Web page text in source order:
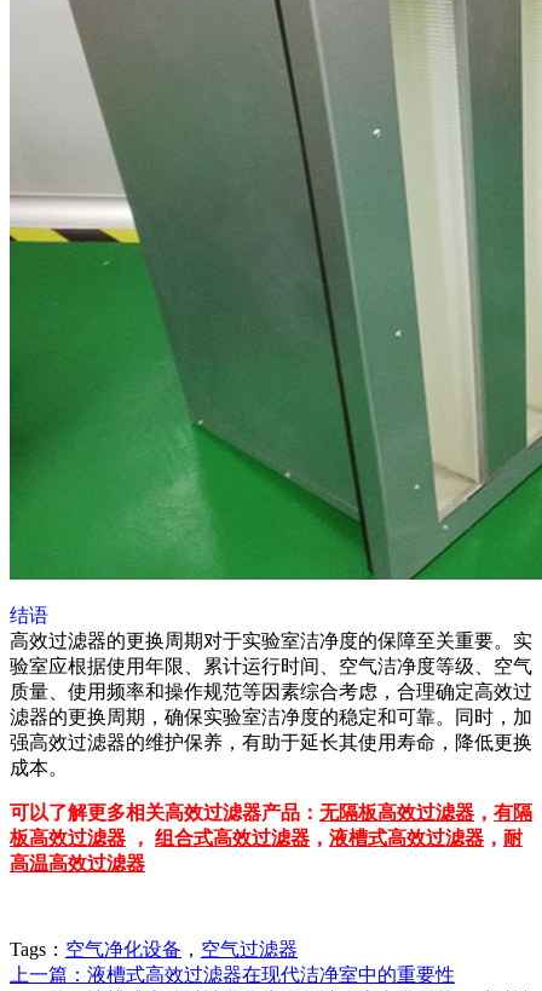
结语
高效过滤器的更换周期对于实验室洁净度的保障至关重要。实
验室应根据使用年限、累计运行时间、空气洁净度等级、空气
质量、使用频率和操作规范等因素综合考虑，合理确定高效过
滤器的更换周期，确保实验室洁净度的稳定和可靠。同时，加
强高效过滤器的维护保养，有助于延长其使用寿命，降低更换
成本。
可以了解更多相关高效过滤器产品： 无隔板高效过滤器 ， 有隔
板高效过滤器 ， 组合式高效过滤器 ， 液槽式高效过滤器 ， 耐
高温高效过滤器
Tags： 空气净化设备 ， 空气过滤器
上一篇：液槽式高效过滤器在现代洁净室中的重要性